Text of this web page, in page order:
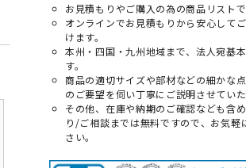
お見積もりやご購入の為の商品リストで
オンラインでお見積もりから安心して
けます。
本州・四国・九州地域まで、法人宛基
す。
商品の適切サイズや部材などの細かな
のご要望を伺い丁寧にご説明させていた
その他、在庫や納期のご確認なども含
り/ご相談までは無料ですので、お気軽
さい。